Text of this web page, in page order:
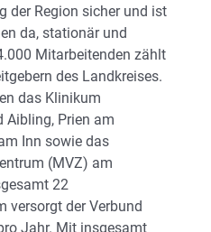
der Region sicher und ist
da, stationär und
Mitarbeitenden zählt
des Landkreises.
das Klinikum
Aibling, Prien am
Inn sowie das
(MVZ) am
22
versorgt der Verbund
Jahr. Mit insgesamt